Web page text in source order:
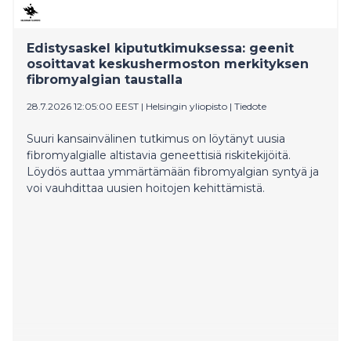
Edistysaskel kipututkimuksessa: geenit
osoittavat keskushermoston merkityksen
fibromyalgian taustalla
28.7.2026 12:05:00 EEST | Helsingin yliopisto | Tiedote
Suuri kansainvälinen tutkimus on löytänyt uusia
fibromyalgialle altistavia geneettisiä riskitekijöitä.
Löydös auttaa ymmärtämään fibromyalgian syntyä ja
voi vauhdittaa uusien hoitojen kehittämistä.